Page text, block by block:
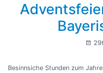
Besinnsiche Stunden zum